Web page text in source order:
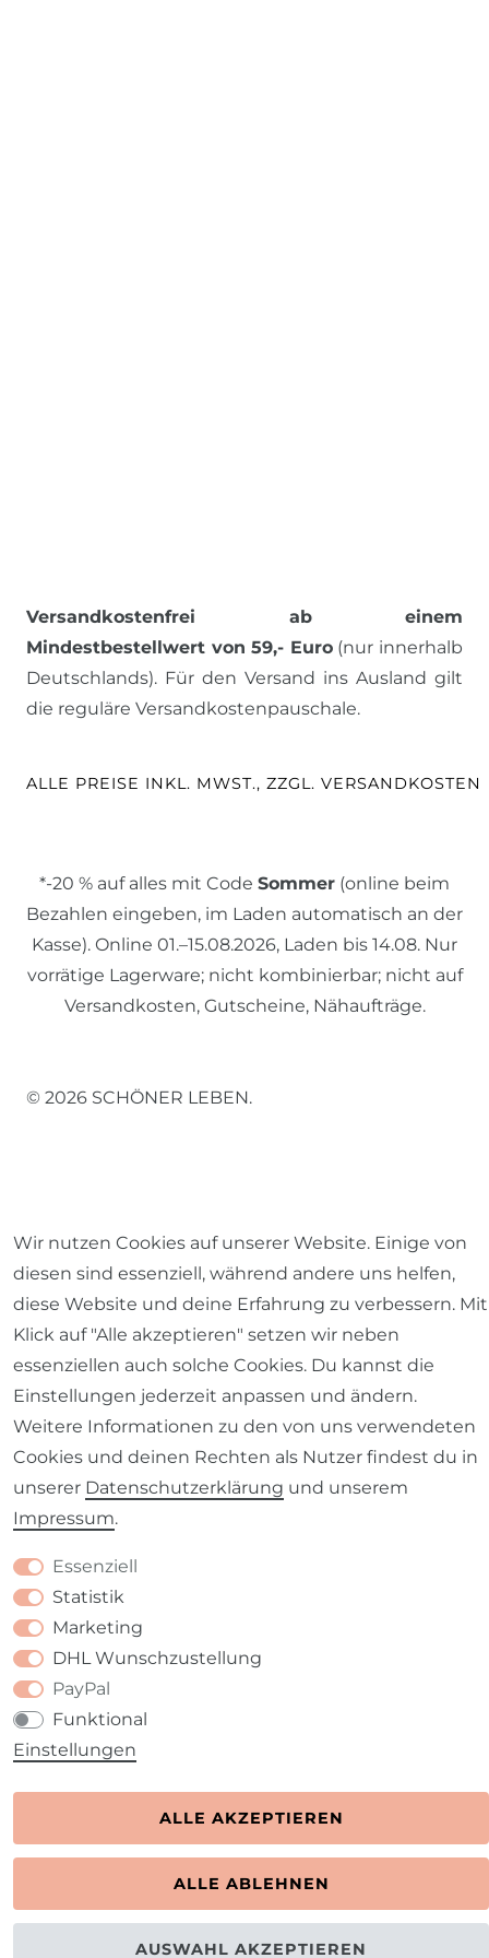
Versandkostenfrei ab einem
Mindestbestellwert von 59,- Euro(nur innerhalb
Deutschlands). Für den Versand ins Ausland gilt
die reguläre Versandkostenpauschale.
ALLE PREISE INKL. MWST., ZZGL. VERSANDKOSTEN
*-20 % auf alles mit Code Sommer (online beim
Bezahlen eingeben, im Laden automatisch an der
Kasse). Online 01.–15.08.2026, Laden bis 14.08. Nur
vorrätige Lagerware; nicht kombinierbar; nicht auf
Versandkosten, Gutscheine, Nähaufträge.
© 2026 SCHÖNER LEBEN.
Impressum Daten­schutz­erklärung AGB
Barrierefreiheitserklärung Widerrufs­recht
VERTRAG WIDERRUFEN
Wir nutzen Cookies auf unserer Website. Einige von
diesen sind essenziell, während andere uns helfen,
diese Website und deine Erfahrung zu verbessern. Mit
Klick auf "Alle akzeptieren" setzen wir neben
essenziellen auch solche Cookies. Du kannst die
Einstellungen jederzeit anpassen und ändern.
Weitere Informationen zu den von uns verwendeten
Cookies und deinen Rechten als Nutzer findest du in
unserer Daten­schutz­erklärung und unserem
Impressum.
Essenziell
Statistik
Marketing
DHL Wunschzustellung
PayPal
Funktional
Einstellungen
ALLE AKZEPTIEREN
ALLE ABLEHNEN
AUSWAHL AKZEPTIEREN